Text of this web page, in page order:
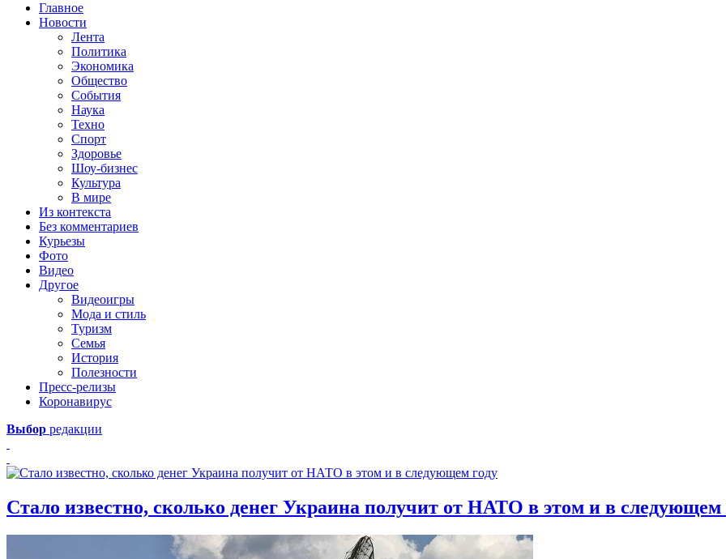
Главное
Новости
Лента
Политика
Экономика
Общество
События
Наука
Техно
Спорт
Здоровье
Шоу-бизнес
Культура
В мире
Из контекста
Без комментариев
Курьезы
Фото
Видео
Другое
Видеоигры
Мода и стиль
Туризм
Семья
История
Полезности
Пресс-релизы
Коронавирус
Выбор редакции
Стало известно, сколько денег Украина получит от НАТО в этом и в следующем